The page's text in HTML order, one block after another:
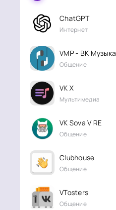
ChatGPT
Интернет
VMP - ВК Музыка
Общение
VK X
Мультимедиа
VK Sova V RE
Общение
Clubhouse
Общение
VTosters
Общение